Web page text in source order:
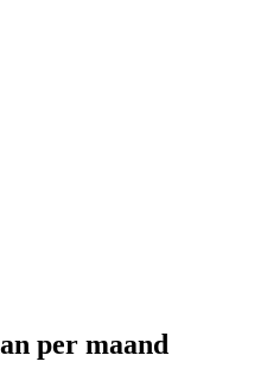
per maand